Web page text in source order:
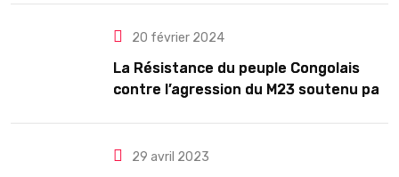
20 février 2024
La Résistance du peuple Congolais
contre l’agression du M23 soutenu par
29 avril 2023